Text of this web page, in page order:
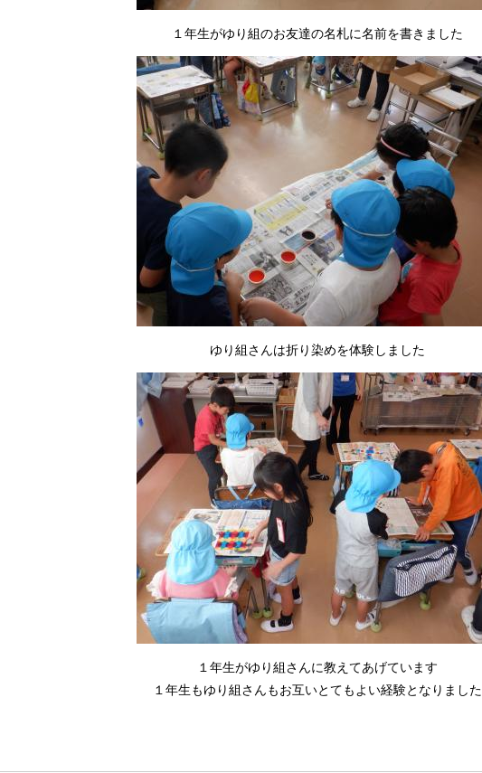
１年生がゆり組のお友達の名札に名前を書きました
ゆり組さんは折り染めを体験しました
１年生がゆり組さんに教えてあげています
１年生もゆり組さんもお互いとてもよい経験となりました